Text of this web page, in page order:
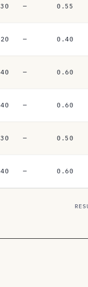
— 0.55
— 0.40
— 0.60
— 0.60
— 0.50
— 0.60